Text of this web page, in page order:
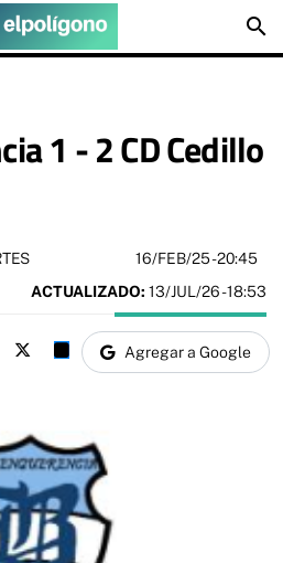
search
1 - 2 CD Cedillo
16/FEB/25- 20:45
ACTUALIZADO: 13/JUL/26 - 18:53
Agregar a Google